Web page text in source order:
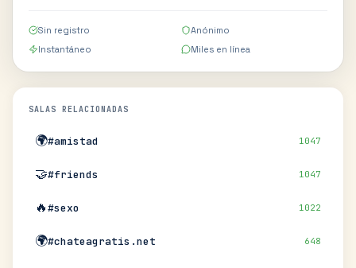
Sin registro
Anónimo
Instantáneo
Miles en línea
SALAS RELACIONADAS
🌍#amistad 1047
🤝#friends 1047
🔥#sexo 1022
🌍#chateagratis.net 648